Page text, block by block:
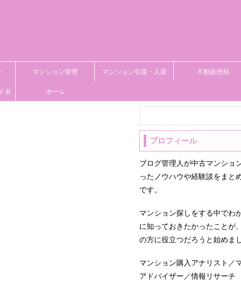
マンション管理 マンション引渡・入居 不動産売却
名 ホーム
プロフィール
ブログ管理人が中古マンショ
ったノウハウや経験談をまと
です。
マンション探しをする中でわ
に知っておきたかったことが
の方に役立つだろうと始めまし
マンション購入アナリスト／
アドバイザー／情報リサーチ